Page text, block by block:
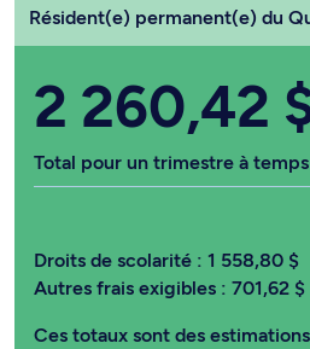
Choisissez votre statut
Résident(e) permanent(e) du
2 260,42
Total pour un trimestre à
Droits de scolarité : 1 558,80 $
Autres frais exigibles : 701,62 $
Ces totaux sont des